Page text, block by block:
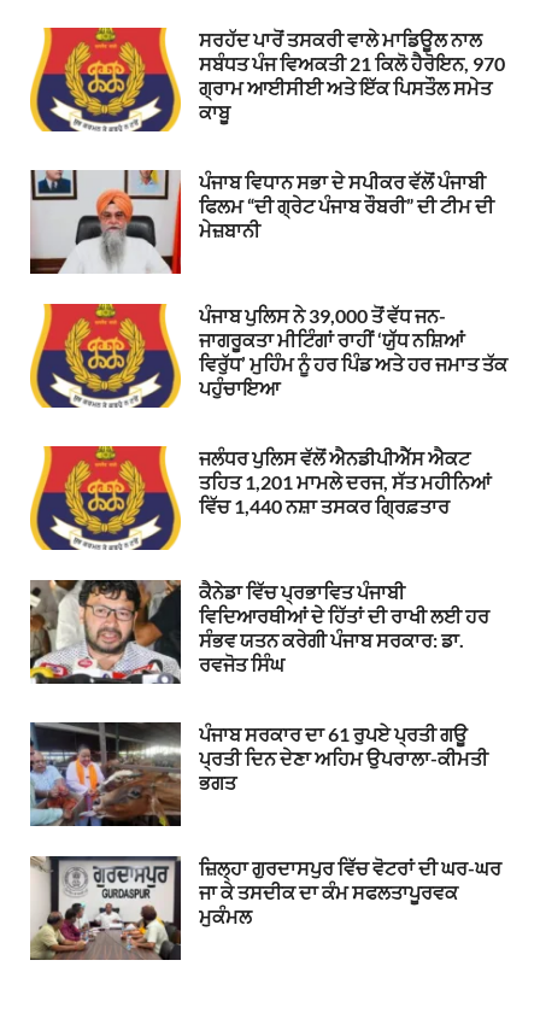
ਸਰਹੱਦ ਪਾਰੋਂ ਤਸਕਰੀ ਵਾਲੇ ਮਾਡਿਊਲ ਨਾਲ
ਸਬੰਧਤ ਪੰਜ ਵਿਅਕਤੀ 21 ਕਿਲੋ ਹੈਰੋਇਨ, 970
ਗ੍ਰਾਮ ਆਈਸੀਈ ਅਤੇ ਇੱਕ ਪਿਸਤੌਲ ਸਮੇਤ
ਕਾਬੂ
ਪੰਜਾਬ ਵਿਧਾਨ ਸਭਾ ਦੇ ਸਪੀਕਰ ਵੱਲੋਂ ਪੰਜਾਬੀ
ਫਿਲਮ “ਦੀ ਗ੍ਰੇਟ ਪੰਜਾਬ ਰੌਬਰੀ” ਦੀ ਟੀਮ ਦੀ
ਮੇਜ਼ਬਾਨੀ
ਪੰਜਾਬ ਪੁਲਿਸ ਨੇ 39,000 ਤੋਂ ਵੱਧ ਜਨ-
ਜਾਗਰੂਕਤਾ ਮੀਟਿੰਗਾਂ ਰਾਹੀਂ ‘ਯੁੱਧ ਨਸ਼ਿਆਂ
ਵਿਰੁੱਧ’ ਮੁਹਿੰਮ ਨੂੰ ਹਰ ਪਿੰਡ ਅਤੇ ਹਰ ਜਮਾਤ ਤੱਕ
ਪਹੁੰਚਾਇਆ
ਜਲੰਧਰ ਪੁਲਿਸ ਵੱਲੋਂ ਐਨਡੀਪੀਐੱਸ ਐਕਟ
ਤਹਿਤ 1,201 ਮਾਮਲੇ ਦਰਜ, ਸੱਤ ਮਹੀਨਿਆਂ
ਵਿੱਚ 1,440 ਨਸ਼ਾ ਤਸਕਰ ਗ੍ਰਿਫ਼ਤਾਰ
ਕੈਨੇਡਾ ਵਿੱਚ ਪ੍ਰਭਾਵਿਤ ਪੰਜਾਬੀ
ਵਿਦਿਆਰਥੀਆਂ ਦੇ ਹਿੱਤਾਂ ਦੀ ਰਾਖੀ ਲਈ ਹਰ
ਸੰਭਵ ਯਤਨ ਕਰੇਗੀ ਪੰਜਾਬ ਸਰਕਾਰ: ਡਾ.
ਰਵਜੋਤ ਸਿੰਘ
ਪੰਜਾਬ ਸਰਕਾਰ ਦਾ 61 ਰੁਪਏ ਪ੍ਰਤੀ ਗਊ
ਪ੍ਰਤੀ ਦਿਨ ਦੇਣਾ ਅਹਿਮ ਉਪਰਾਲਾ-ਕੀਮਤੀ
ਭਗਤ
ਜ਼ਿਲ੍ਹਾ ਗੁਰਦਾਸਪੁਰ ਵਿੱਚ ਵੋਟਰਾਂ ਦੀ ਘਰ-ਘਰ
ਜਾ ਕੇ ਤਸਦੀਕ ਦਾ ਕੰਮ ਸਫਲਤਾਪੂਰਵਕ
ਮੁਕੰਮਲ